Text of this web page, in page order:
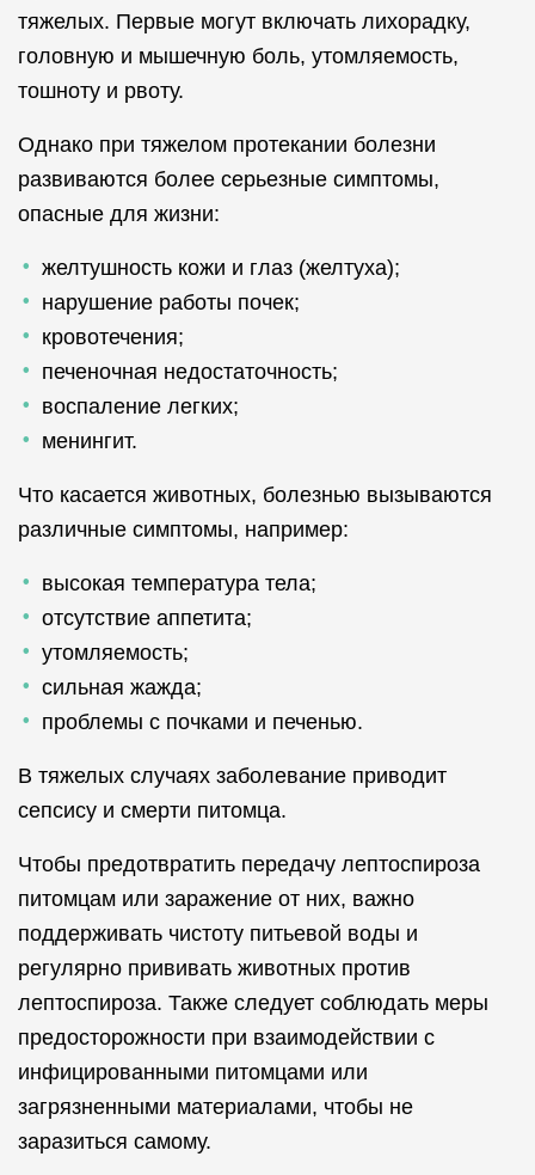
тяжелых. Первые могут включать лихорадку,
головную и мышечную боль, утомляемость,
тошноту и рвоту.
Однако при тяжелом протекании болезни
развиваются более серьезные симптомы,
опасные для жизни:
желтушность кожи и глаз (желтуха);
нарушение работы почек;
кровотечения;
печеночная недостаточность;
воспаление легких;
менингит.
Что касается животных, болезнью вызываются
различные симптомы, например:
высокая температура тела;
отсутствие аппетита;
утомляемость;
сильная жажда;
проблемы с почками и печенью.
В тяжелых случаях заболевание приводит
сепсису и смерти питомца.
Чтобы предотвратить передачу лептоспироза
питомцам или заражение от них, важно
поддерживать чистоту питьевой воды и
регулярно прививать животных против
лептоспироза. Также следует соблюдать меры
предосторожности при взаимодействии с
инфицированными питомцами или
загрязненными материалами, чтобы не
заразиться самому.